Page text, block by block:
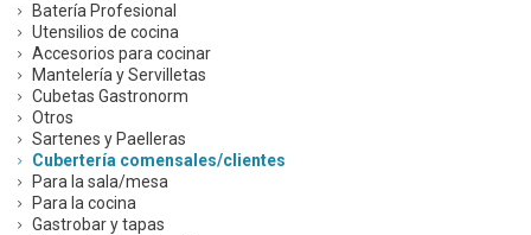
Batería Profesional
Utensilios de cocina
Accesorios para cocinar
Mantelería y Servilletas
Cubetas Gastronorm
Otros
Sartenes y Paelleras
Cubertería comensales/clientes
Para la sala/mesa
Para la cocina
Gastrobar y tapas